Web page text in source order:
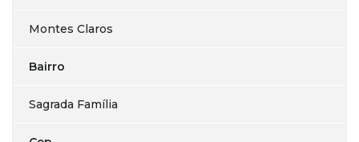
Montes Claros
Bairro
Sagrada Família